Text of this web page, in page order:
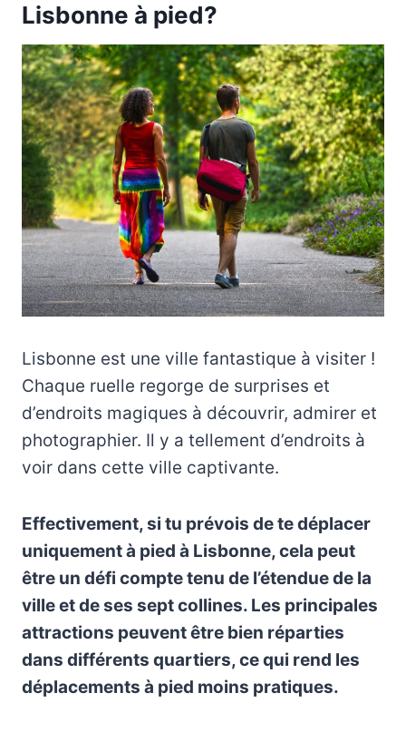
Lisbonne à pied?
Lisbonne est une ville fantastique à visiter !
Chaque ruelle regorge de surprises et
d’endroits magiques à découvrir, admirer et
photographier. Il y a tellement d’endroits à
voir dans cette ville captivante.
Effectivement, si tu prévois de te déplacer
uniquement à pied à Lisbonne, cela peut
être un défi compte tenu de l’étendue de la
ville et de ses sept collines. Les principales
attractions peuvent être bien réparties
dans différents quartiers, ce qui rend les
déplacements à pied moins pratiques.